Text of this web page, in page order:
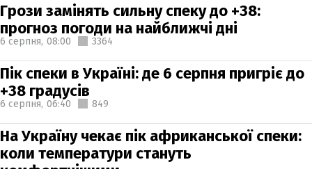
Грози замінять сильну спеку до +38:
прогноз погоди на найближчі дні
6 серпня, 08:00 3364
Пік спеки в Україні: де 6 серпня пригріє до
+38 градусів
6 серпня, 06:40 849
На Україну чекає пік африканської спеки:
коли температури стануть